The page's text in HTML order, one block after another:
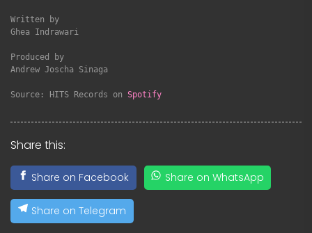
Written by
Ghea Indrawari
Produced by
Andrew Joscha Sinaga
Source: HITS Records on Spotify
Share this:
Share on Facebook Share on WhatsApp
Share on Telegram